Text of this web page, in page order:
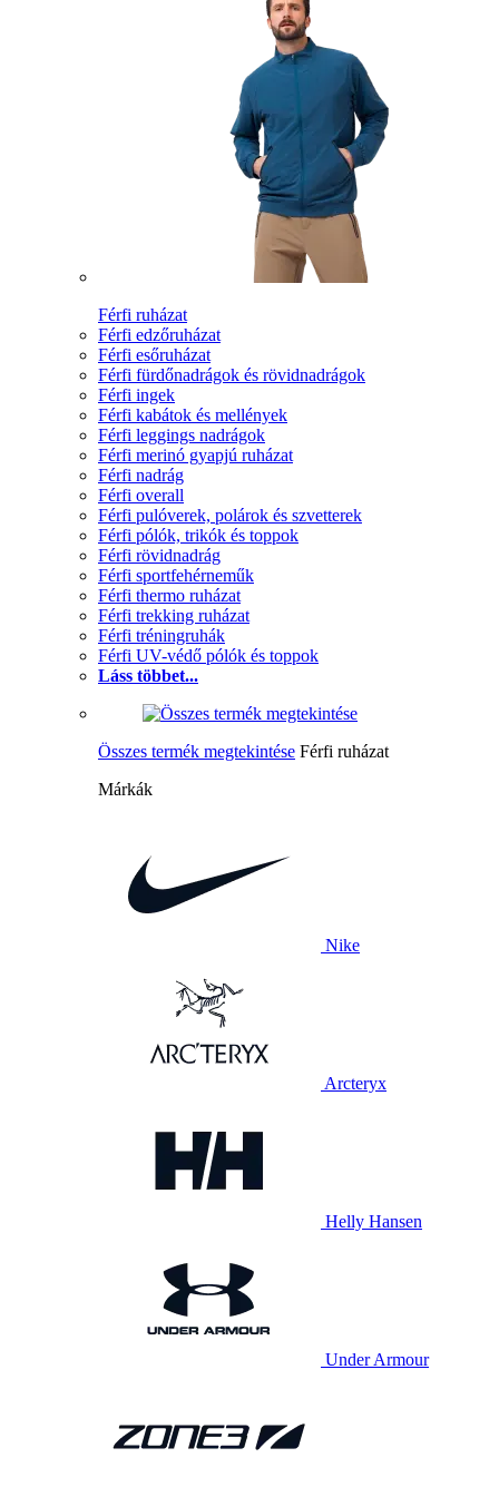
Férfi ruházat
Férfi edzőruházat
Férfi esőruházat
Férfi fürdőnadrágok és rövidnadrágok
Férfi ingek
Férfi kabátok és mellények
Férfi leggings nadrágok
Férfi merinó gyapjú ruházat
Férfi nadrág
Férfi overall
Férfi pulóverek, polárok és szvetterek
Férfi pólók, trikók és toppok
Férfi rövidnadrág
Férfi sportfehérneműk
Férfi thermo ruházat
Férfi trekking ruházat
Férfi tréningruhák
Férfi UV-védő pólók és toppok
Láss többet...
Összes termék megtekintése Férfi ruházat
Márkák
Nike
Arcteryx
Helly Hansen
Under Armour